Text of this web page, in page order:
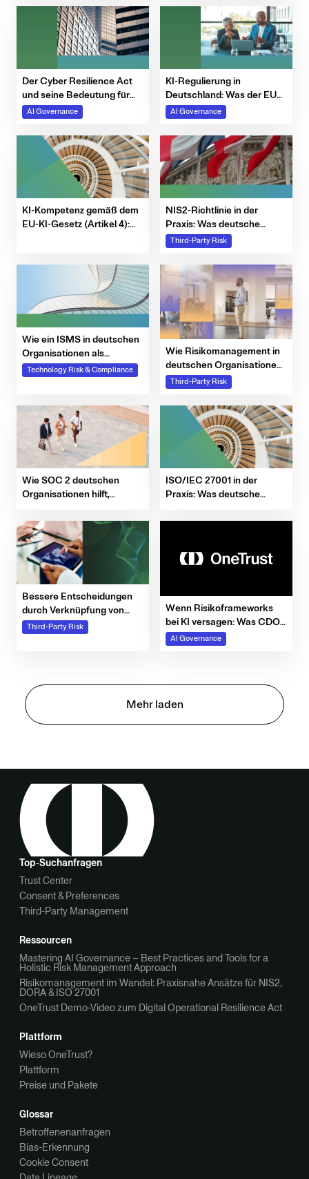
als „Visionary“ eingestuft –
eine Anerkennung, die
unterstreicht, warum dieses
Thema aktuell so relevant
Deutschland
Der Cyber Resilience Act
und seine Bedeutung für
deutsche Organisationen
AI Governance
KI-Regulierung in
Deutschland: Was der EU
AI Act für Unternehmen
bedeutet
AI Governance
KI-Kompetenz gemäß dem
EU-KI-Gesetz (Artikel 4):
Fähigkeiten im großen
Maßstab operationalisieren
NIS2-Richtlinie in der
Praxis: Was deutsche
CISOs jetzt umsetzen
müssen
Third-Party Risk
Wie ein ISMS in deutschen
Organisationen als
lebendiges Governance-
Technology Risk & Compliance
Wie Risikomanagement in
deutschen Organisationen
zu operativer Governance
wird
Third-Party Risk
Wie SOC 2 deutschen
Organisationen hilft,
globalen Kunden
nachzuweisen
ISO/IEC 27001 in der
Praxis: Was deutsche
müssen
Bessere Entscheidungen
durch Verknüpfung von
Risikoerkenntnissen
Third-Party Risk
Wenn Risikoframeworks
bei KI versagen: Was CDOs
jetzt tun müssen
AI Governance
Mehr laden
Top‑Suchanfragen
Trust Center
Consent & Preferences
Third-Party Management
Ressourcen
Mastering AI Governance – Best Practices and Tools for a
Holistic Risk Management Approach
Risikomanagement im Wandel: Praxisnahe Ansätze für NIS2,
DORA & ISO 27001
OneTrust Demo-Video zum Digital Operational Resilience Act
Plattform
Wieso OneTrust?
Plattform
Preise und Pakete
Glossar
Betroffenenanfragen
Bias-Erkennung
Cookie Consent